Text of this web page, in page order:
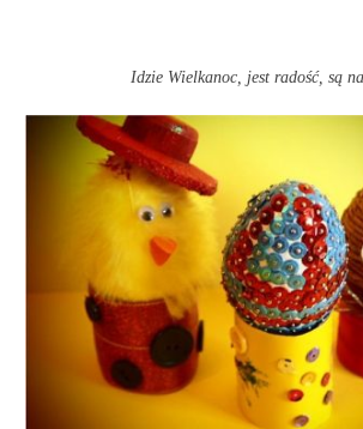
Idzie Wielkanoc, jest radość, są